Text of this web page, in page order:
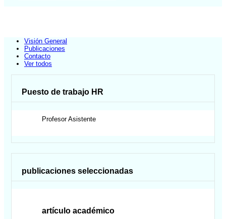
Visión General
Publicaciones
Contacto
Ver todos
Puesto de trabajo HR
Profesor Asistente
publicaciones seleccionadas
artículo académico